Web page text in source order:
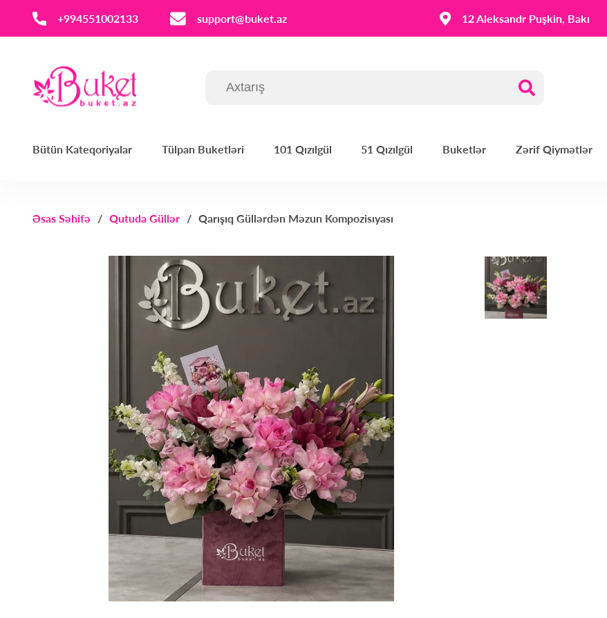
‪+994551002133‬ support@buket.az 12 Aleksandr Puşkin, Bakı
Bütün Kateqoriyalar Tülpan Buketləri 101 Qızılgül 51 Qızılgül Buketlər Zərif Qiymətlər
Əsas Səhifə Qutuda Güllər Qarışıq Güllərdən Məzun Kompozisıyası